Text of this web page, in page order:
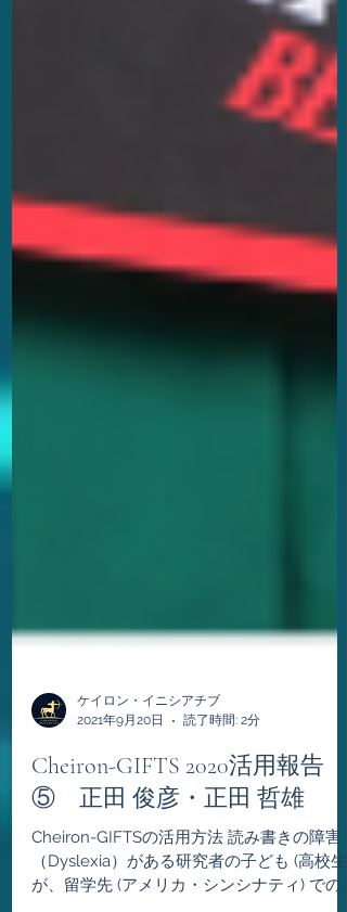
2021年9月20日
読了時間: 2分
Cheiron-GIFTS 2020活用報告
⑤ 正田 俊彦・正田 哲雄
Cheiron-GIFTSの活用方法 読み書きの障害
（Dyslexia）がある研究者の子ども (高校生)